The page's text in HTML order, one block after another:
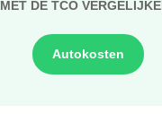
MET DE TCO
Autokosten